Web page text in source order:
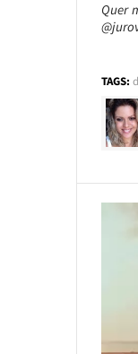
Quer
TAGS: